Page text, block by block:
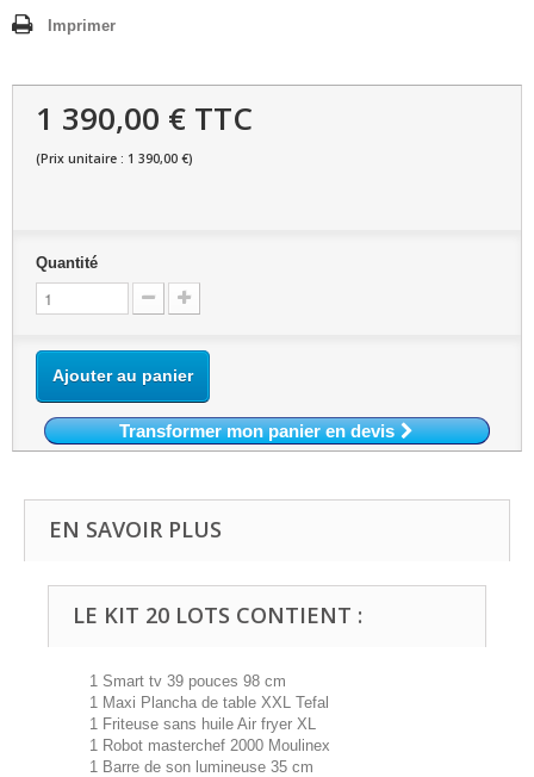
Imprimer
1 390,00 € TTC
(Prix unitaire : 1 390,00 €)
Quantité
Ajouter au panier
Transformer mon panier en devis
EN SAVOIR PLUS
LE KIT 20 LOTS CONTIENT :
1 Smart tv 39 pouces 98 cm
1 Maxi Plancha de table XXL Tefal
1 Friteuse sans huile Air fryer XL
1 Robot masterchef 2000 Moulinex
1 Barre de son lumineuse 35 cm